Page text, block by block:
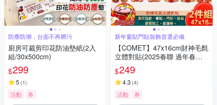
防塵防潮，台面不再髒污
廚房可裁剪印花防油墊紙(2入
組/30x500cm)
$299
5 (1)
活動 券
新年窗貼門貼裝飾首選必備
【COMET】47x16cm財神毛氈
立體對貼(2025春聯 過年春聯
招財 春聯對貼 招福)
$249
4.3 (4)
活動 券